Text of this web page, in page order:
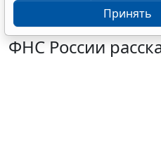
ФНС России
Принять